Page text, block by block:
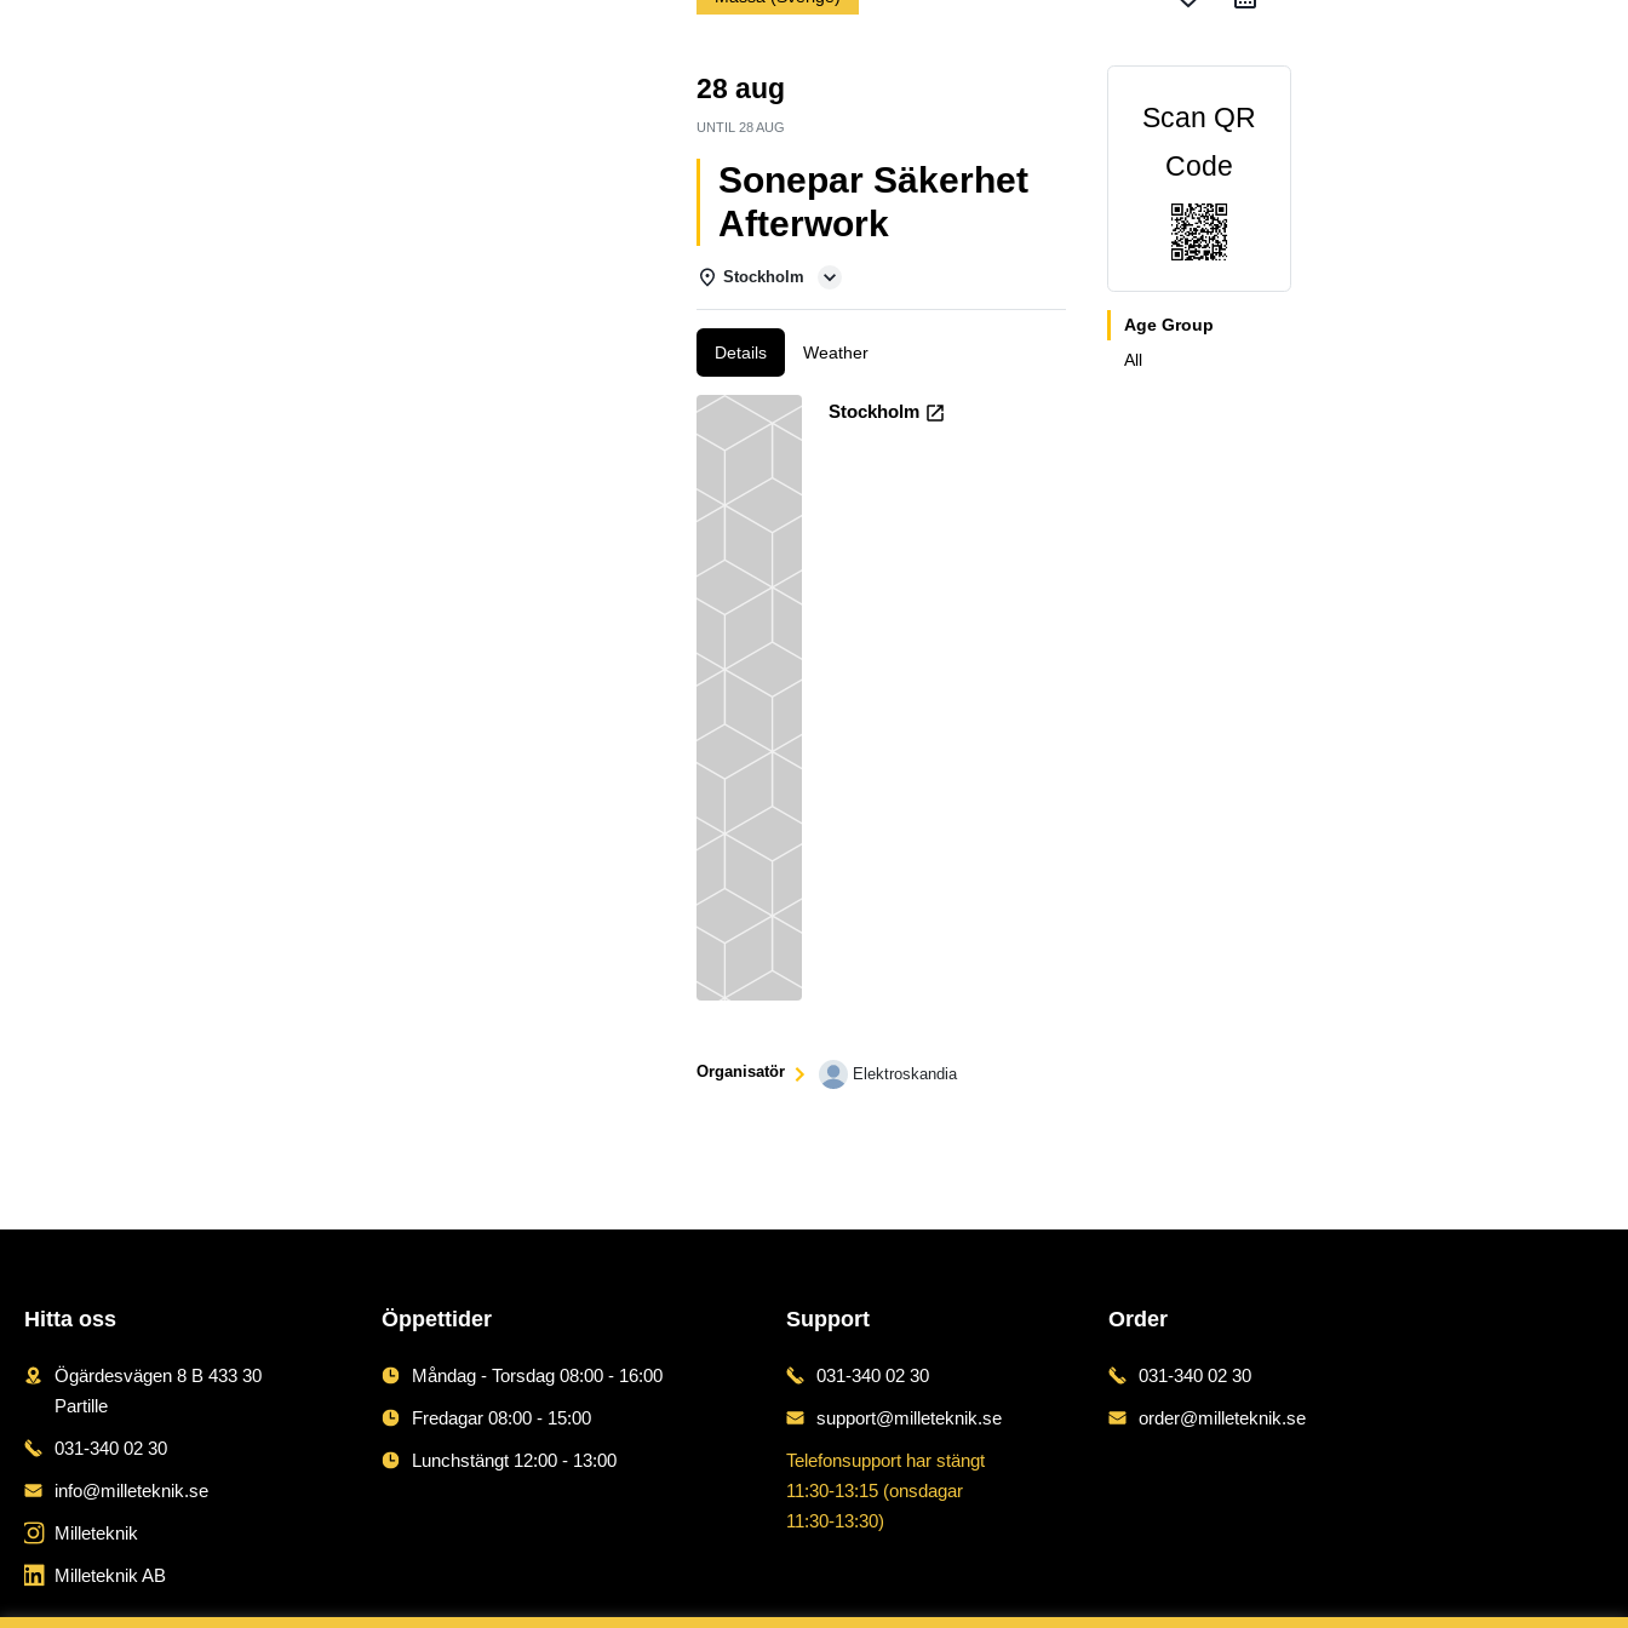
28 aug
UNTIL 28 AUG
Sonepar Säkerhet
Afterwork
Stockholm
Details Weather
Stockholm
Organisatör Elektroskandia
Scan QR
Code
Age Group
All
Hitta oss
Ögärdesvägen 8 B 433 30
Partille
031-340 02 30
info@milleteknik.se
Milleteknik
Milleteknik AB
Öppettider
Måndag - Torsdag 08:00 - 16:00
Fredagar 08:00 - 15:00
Lunchstängt 12:00 - 13:00
Support
031-340 02 30
support@milleteknik.se
Telefonsupport har stängt
11:30-13:15 (onsdagar
11:30-13:30)
Order
031-340 02 30
order@milleteknik.se